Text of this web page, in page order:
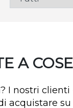
A
? I nostri
acquistare